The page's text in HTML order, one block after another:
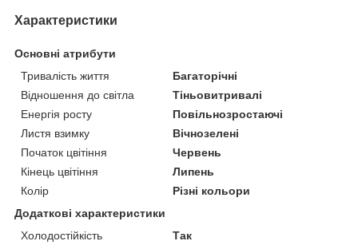
Характеристики
Основні атрибути
Тривалість життя
Багаторічні
Відношення до світла
Тіньовитривалі
Енергія росту
Повільнозростаючі
Листя взимку
Вічнозелені
Початок цвітіння
Червень
Кінець цвітіння
Липень
Колір
Різні кольори
Додаткові характеристики
Холодостійкість
Так